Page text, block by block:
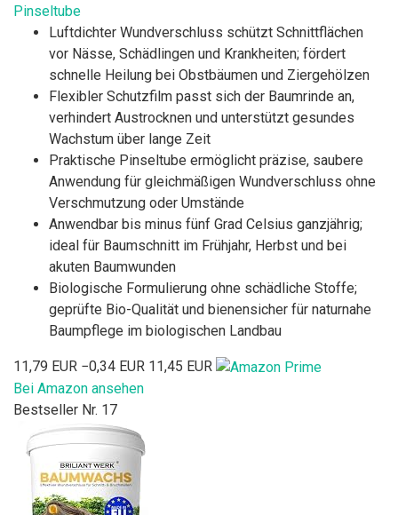
Pinseltube
Luftdichter Wundverschluss schützt Schnittflächen
vor Nässe, Schädlingen und Krankheiten; fördert
schnelle Heilung bei Obstbäumen und Ziergehölzen
Flexibler Schutzfilm passt sich der Baumrinde an,
verhindert Austrocknen und unterstützt gesundes
Wachstum über lange Zeit
Praktische Pinseltube ermöglicht präzise, saubere
Anwendung für gleichmäßigen Wundverschluss ohne
Verschmutzung oder Umstände
Anwendbar bis minus fünf Grad Celsius ganzjährig;
ideal für Baumschnitt im Frühjahr, Herbst und bei
akuten Baumwunden
Biologische Formulierung ohne schädliche Stoffe;
geprüfte Bio-Qualität und bienensicher für naturnahe
Baumpflege im biologischen Landbau
11,79 EUR −0,34 EUR 11,45 EUR
Bei Amazon ansehen
Bestseller Nr. 17